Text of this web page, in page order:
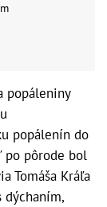
popáleniny
popálenín do
po pôrode bol
Tomáša Kráľa
dýchaním,